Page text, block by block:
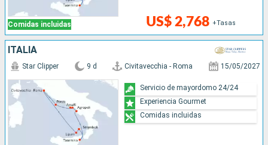
Comidas incluidas US$ 2,768 +Tasas
ITALIA
Star Clipper 9 d Civitavecchia - Roma 15/05/2027
Servicio de mayordomo 24/24
Experiencia Gourmet
Comidas incluidas